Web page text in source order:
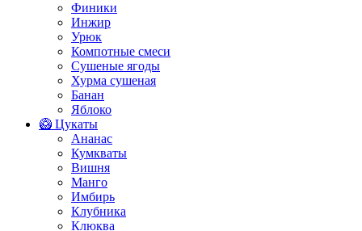
Финики
Инжир
Урюк
Компотные смеси
Сушеные ягоды
Хурма сушеная
Банан
Яблоко
🥝 Цукаты
Ананас
Кумкваты
Вишня
Манго
Имбирь
Клубника
Клюква